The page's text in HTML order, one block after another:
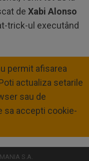
de Xabi Alonso
trick-ul executând
permit afisarea
actualiza setarile
sau de
sa accepti cookie-
S.A.